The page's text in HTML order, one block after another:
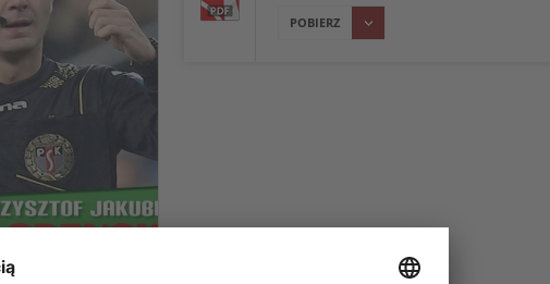
POBIERZ